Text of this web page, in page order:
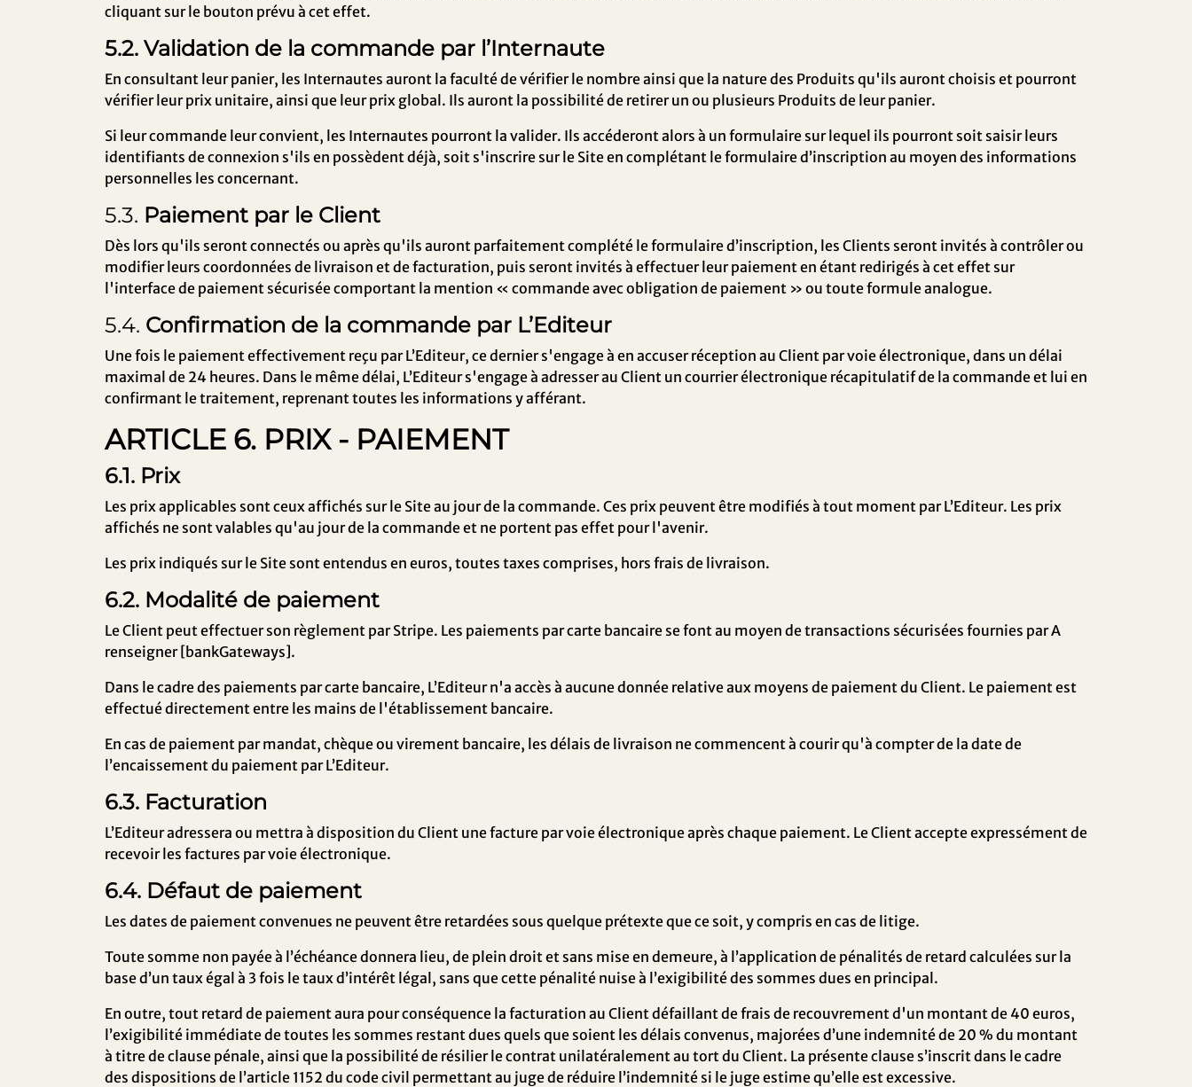
cliquant sur le bouton prévu à cet effet.
5.2. Validation de la commande par l’Internaute
En consultant leur panier, les Internautes auront la faculté de vérifier le nombre ainsi que la nature des Produits qu'ils auront choisis et pourront
vérifier leur prix unitaire, ainsi que leur prix global. Ils auront la possibilité de retirer un ou plusieurs Produits de leur panier.
Si leur commande leur convient, les Internautes pourront la valider. Ils accéderont alors à un formulaire sur lequel ils pourront soit saisir leurs
identifiants de connexion s'ils en possèdent déjà, soit s'inscrire sur le Site en complétant le formulaire d’inscription au moyen des informations
personnelles les concernant.
5.3. Paiement par le Client
Dès lors qu'ils seront connectés ou après qu'ils auront parfaitement complété le formulaire d’inscription, les Clients seront invités à contrôler ou
modifier leurs coordonnées de livraison et de facturation, puis seront invités à effectuer leur paiement en étant redirigés à cet effet sur
l'interface de paiement sécurisée comportant la mention « commande avec obligation de paiement » ou toute formule analogue.
5.4. Confirmation de la commande par L’Editeur
Une fois le paiement effectivement reçu par L’Editeur, ce dernier s'engage à en accuser réception au Client par voie électronique, dans un délai
maximal de 24 heures. Dans le même délai, L’Editeur s'engage à adresser au Client un courrier électronique récapitulatif de la commande et lui en
confirmant le traitement, reprenant toutes les informations y afférant.
ARTICLE 6. PRIX - PAIEMENT
6.1. Prix
Les prix applicables sont ceux affichés sur le Site au jour de la commande. Ces prix peuvent être modifiés à tout moment par L’Editeur. Les prix
affichés ne sont valables qu'au jour de la commande et ne portent pas effet pour l'avenir.
Les prix indiqués sur le Site sont entendus en euros, toutes taxes comprises, hors frais de livraison.
6.2. Modalité de paiement
Le Client peut effectuer son règlement parStripe. Les paiements par carte bancaire se font au moyen de transactions sécurisées fournies parA
renseigner [bankGateways].
Dans le cadre des paiements par carte bancaire, L’Editeur n'a accès à aucune donnée relative aux moyens de paiement du Client. Le paiement est
effectué directement entre les mains de l'établissement bancaire.
En cas de paiement par mandat, chèque ou virement bancaire, les délais de livraison ne commencent à courir qu'à compter de la date de
l’encaissement du paiement par L’Editeur.
6.3. Facturation
L’Editeur adressera ou mettra à disposition du Client une facture par voie électronique après chaque paiement. Le Client accepte expressément de
recevoir les factures par voie électronique.
6.4. Défaut de paiement
Les dates de paiement convenues ne peuvent être retardées sous quelque prétexte que ce soit, y compris en cas de litige.
Toute somme non payée à l’échéance donnera lieu, de plein droit et sans mise en demeure, à l’application de pénalités de retard calculées sur la
base d’un taux égal à 3 fois le taux d’intérêt légal, sans que cette pénalité nuise à l’exigibilité des sommes dues en principal.
En outre, tout retard de paiement aura pour conséquence la facturation au Client défaillant de frais de recouvrement d'un montant de 40 euros,
l’exigibilité immédiate de toutes les sommes restant dues quels que soient les délais convenus, majorées d’une indemnité de 20 % du montant
à titre de clause pénale, ainsi que la possibilité de résilier le contrat unilatéralement au tort du Client. La présente clause s’inscrit dans le cadre
des dispositions de l’article 1152 du code civil permettant au juge de réduire l’indemnité si le juge estime qu’elle est excessive.